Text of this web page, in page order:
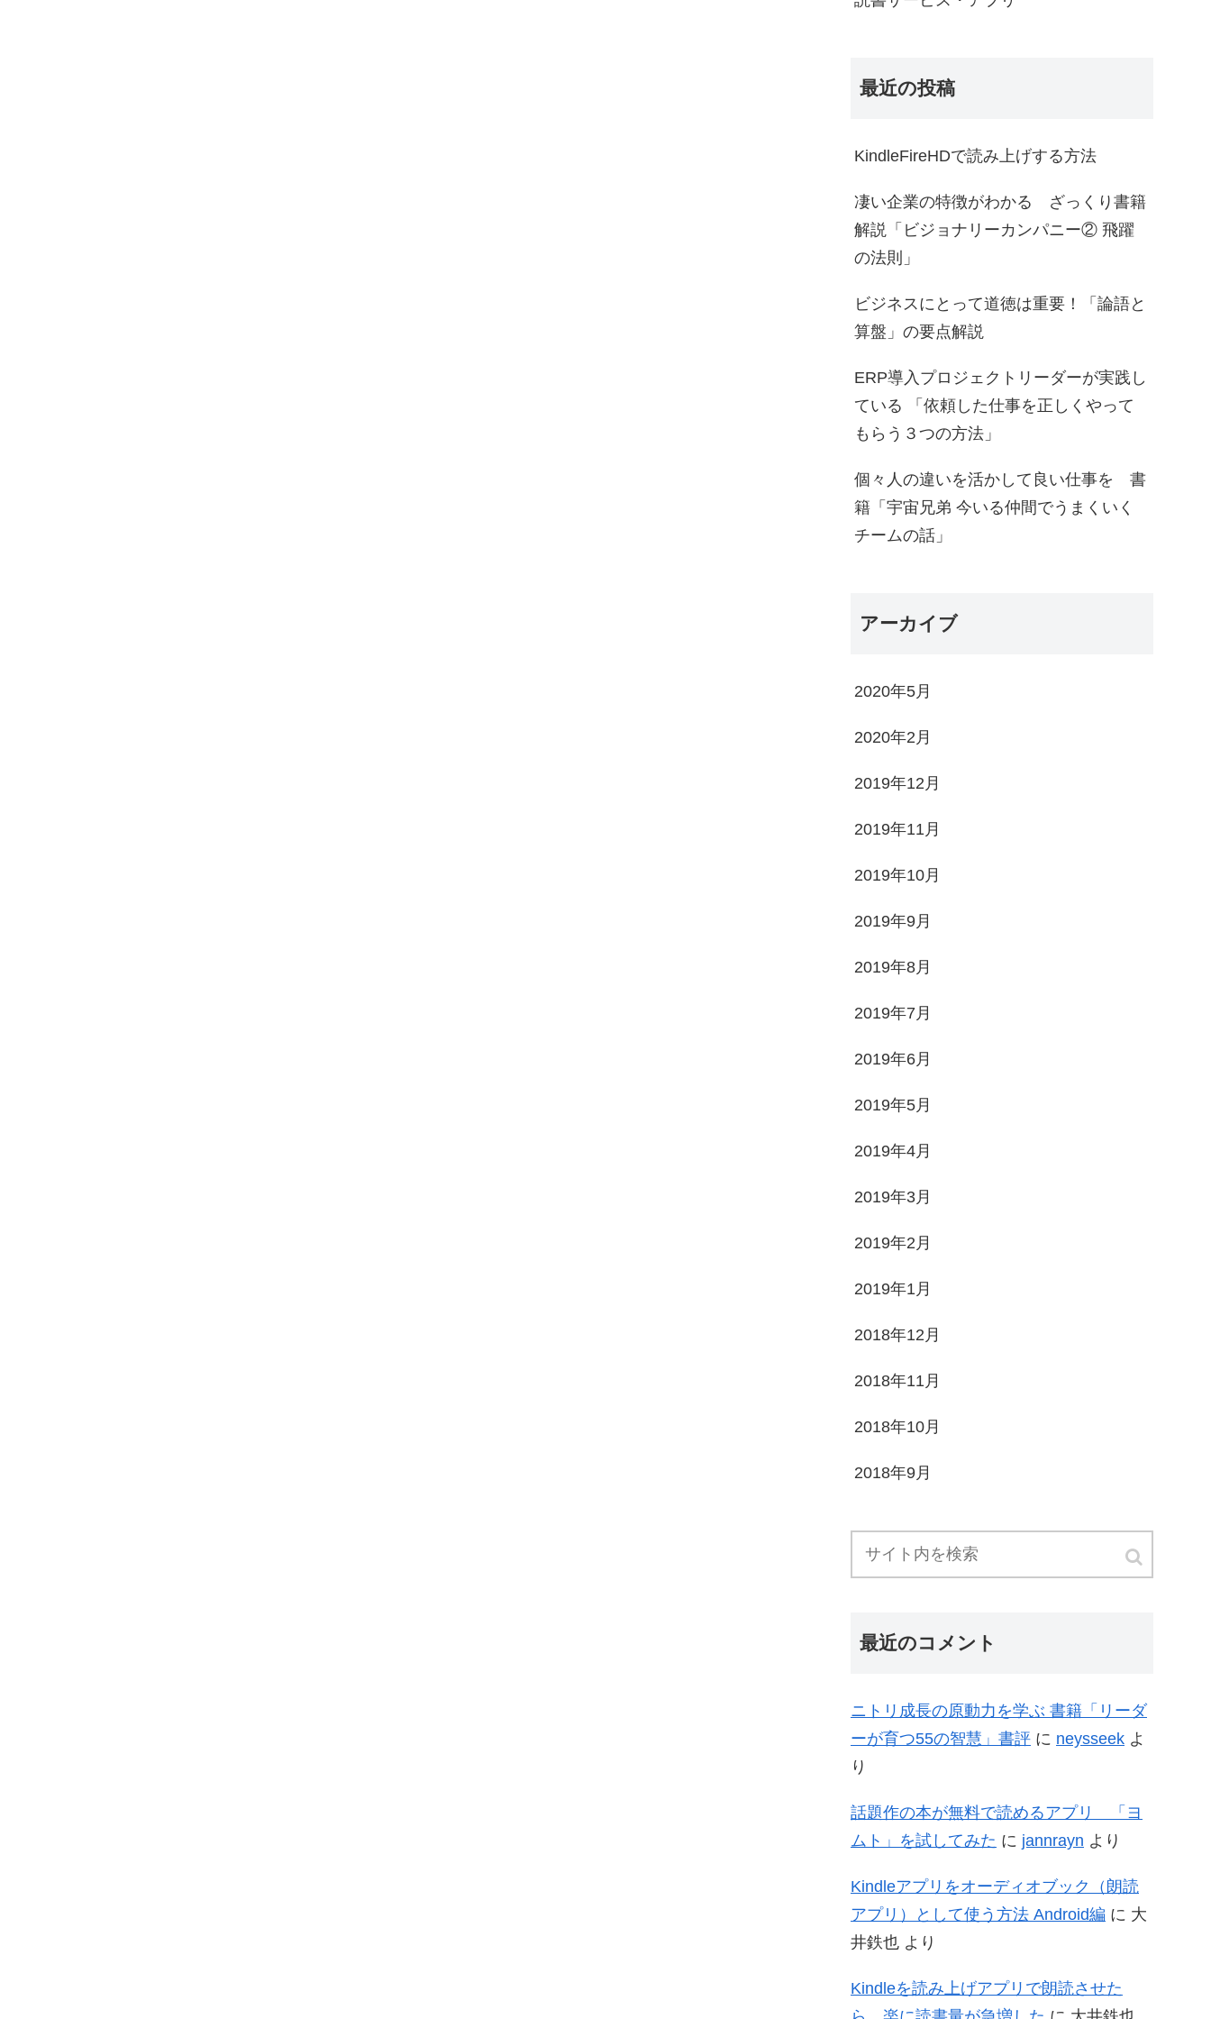
最近の投稿
KindleFireHDで読み上げする方法
凄い企業の特徴がわかる ざっくり書籍
解説「ビジョナリーカンパニー② 飛躍
の法則」
ビジネスにとって道徳は重要！「論語と
算盤」の要点解説
ERP導入プロジェクトリーダーが実践し
ている 「依頼した仕事を正しくやって
もらう３つの方法」
個々人の違いを活かして良い仕事を 書
籍「宇宙兄弟 今いる仲間でうまくいく
チームの話」
アーカイブ
2020年5月
2020年2月
2019年12月
2019年11月
2019年10月
2019年9月
2019年8月
2019年7月
2019年6月
2019年5月
2019年4月
2019年3月
2019年2月
2019年1月
2018年12月
2018年11月
2018年10月
2018年9月
最近のコメント
ニトリ成長の原動力を学ぶ 書籍「リーダ
ーが育つ55の智慧」書評 に neysseek よ
り
話題作の本が無料で読めるアプリ 「ヨ
ムト」を試してみた に jannrayn より
Kindleアプリをオーディオブック（朗読
アプリ）として使う方法 Android編 に 大
井鉄也 より
Kindleを読み上げアプリで朗読させた